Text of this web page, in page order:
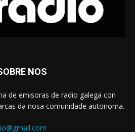
NOS
de emisoras de radio galega con
da nosa comunidade autonoma.